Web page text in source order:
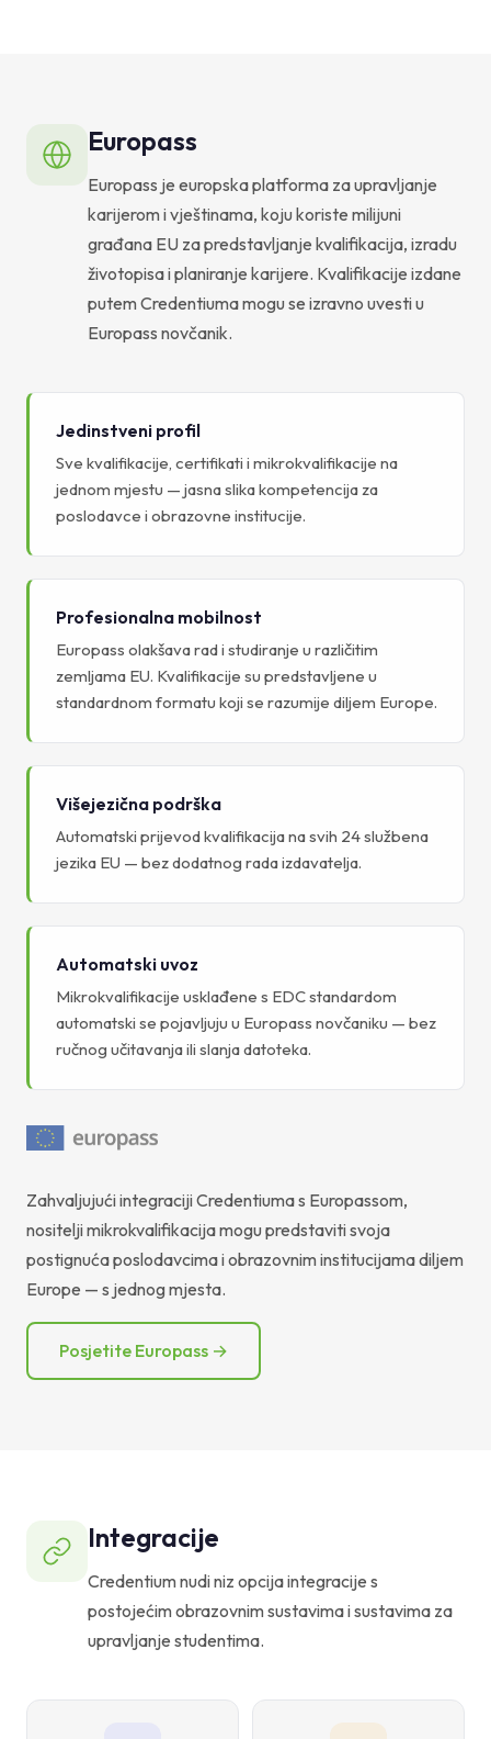
Europass
Europass je europska platforma za upravljanje
karijerom i vještinama, koju koriste milijuni
građana EU za predstavljanje kvalifikacija, izradu
životopisa i planiranje karijere. Kvalifikacije izdane
putem Credentiuma mogu se izravno uvesti u
Europass novčanik.
Jedinstveni profil
Sve kvalifikacije, certifikati i mikrokvalifikacije na
jednom mjestu — jasna slika kompetencija za
poslodavce i obrazovne institucije.
Profesionalna mobilnost
Europass olakšava rad i studiranje u različitim
zemljama EU. Kvalifikacije su predstavljene u
standardnom formatu koji se razumije diljem Europe.
Višejezična podrška
Automatski prijevod kvalifikacija na svih 24 službena
jezika EU — bez dodatnog rada izdavatelja.
Automatski uvoz
Mikrokvalifikacije usklađene s EDC standardom
automatski se pojavljuju u Europass novčaniku — bez
ručnog učitavanja ili slanja datoteka.
Zahvaljujući integraciji Credentiuma s Europassom,
nositelji mikrokvalifikacija mogu predstaviti svoja
postignuća poslodavcima i obrazovnim institucijama diljem
Europe — s jednog mjesta.
Posjetite Europass →
Integracije
Credentium nudi niz opcija integracije s
postojećim obrazovnim sustavima i sustavima za
upravljanje studentima.